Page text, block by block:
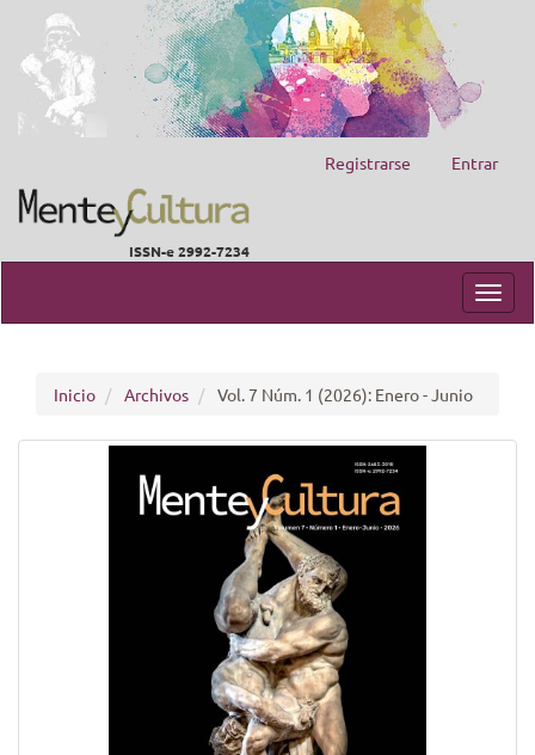
Registrarse Entrar
ISSN-e 2992-7234
Contenido
lateral
Inicio Archivos Vol. 7 Núm. 1 (2026): Enero - Junio